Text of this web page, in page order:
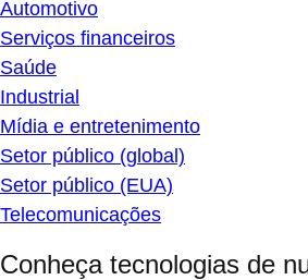
Automotivo
Serviços financeiros
Saúde
Industrial
Mídia e entretenimento
Setor público (global)
Setor público (EUA)
Telecomunicações
Conheça tecnologias de